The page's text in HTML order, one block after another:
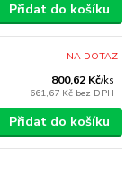
Přidat do košíku
800,62 Kč/ks
661,67 Kč bez DPH
NA DOTAZ
Přidat do košíku